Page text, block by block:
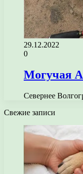
29.12.2022
0
Могучая
Севернее
Свежие записи